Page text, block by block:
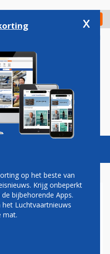
Check in
Vacatures
AKKOORD
x
op het beste van
Krijg onbeperkt
bijbehorende Apps.
Luchtvaartnieuws
mat.